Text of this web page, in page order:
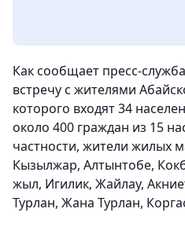
Как сообщает пресс-
встречу с жителями
которого входят 34
около 400 граждан из 15
частности, жители жилых
Кызылжар, Алтынтобе,
жыл, Игилик, Жайлау,
Турлан, Жана Турлан,